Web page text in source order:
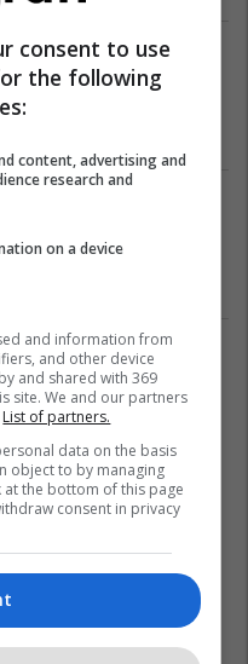
se kë do ta
për pozitën e
ndihmë Francës, i
ne ende varemi nga
consent to use
the following
content, advertising and
research and
on a device
and information from
and other device
and shared with 369
site. We and our partners
List of partners.
data on the basis
object to by managing
the bottom of this page
consent in privacy